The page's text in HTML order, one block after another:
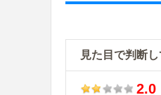
見た目で判断し
2.0